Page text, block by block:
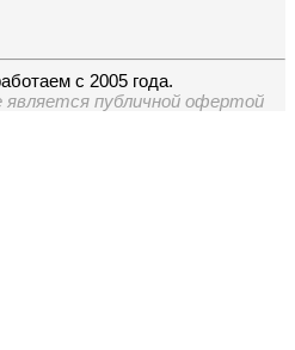
с 2005 года.
публичной офертой